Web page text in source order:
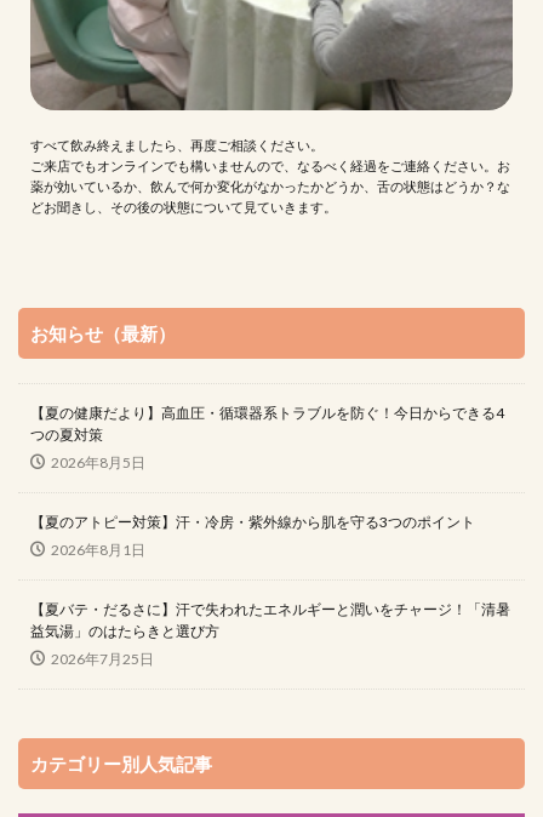
すべて飲み終えましたら、再度ご相談ください。
ご来店でもオンラインでも構いませんので、なるべく経過をご連絡ください。お
薬が効いているか、飲んで何か変化がなかったかどうか、舌の状態はどうか？な
どお聞きし、その後の状態について見ていきます。
お知らせ（最新）
【夏の健康だより】高血圧・循環器系トラブルを防ぐ！今日からできる4
つの夏対策
2026年8月5日
【夏のアトピー対策】汗・冷房・紫外線から肌を守る3つのポイント
2026年8月1日
【夏バテ・だるさに】汗で失われたエネルギーと潤いをチャージ！「清暑
益気湯」のはたらきと選び方
2026年7月25日
カテゴリー別人気記事